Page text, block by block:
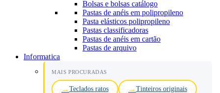
Bolsas e bolsas catálogo
Pastas de anéis em polipropileno
Pasta elásticos polipropileno
Pastas classificadoras
Pastas de anéis em cartão
Pastas de arquivo
Informatica
MAIS PROCURADAS
Teclados ratos Tinteiros originais